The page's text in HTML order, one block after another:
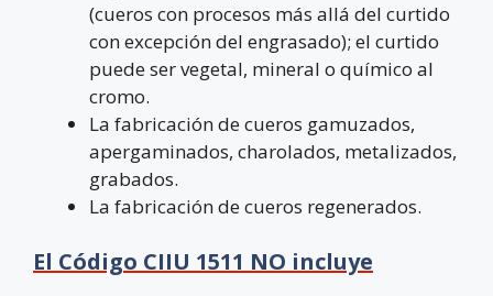
(cueros con procesos más allá del curtido
con excepción del engrasado); el curtido
puede ser vegetal, mineral o químico al
cromo.
La fabricación de cueros gamuzados,
apergaminados, charolados, metalizados,
grabados.
La fabricación de cueros regenerados.
El Código CIIU 1511 NO incluye